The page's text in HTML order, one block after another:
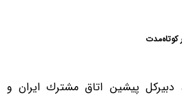
پيشين اتاق مشترك ايران و